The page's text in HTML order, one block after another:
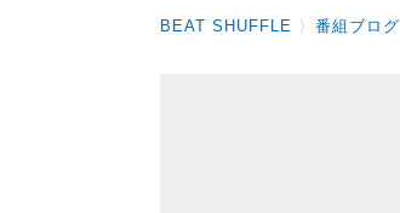
BEAT SHUFFLE 〉 番組ブログ